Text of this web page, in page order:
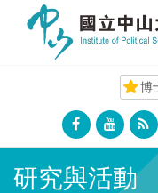
博
研究與活動